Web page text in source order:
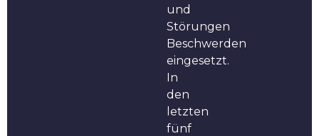
und
Störungen
Beschwerden
eingesetzt.
In
den
letzten
fünf